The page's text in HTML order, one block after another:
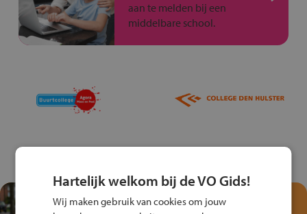
aan te melden bij een
middelbare school.
Test je kennis met het
Hartelijk welkom bij de VO Gids!
Wij maken gebruik van cookies om jouw